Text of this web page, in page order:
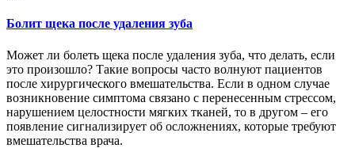
Болит щека после удаления зуба
Может ли болеть щека после удаления зуба, что делать, если
это произошло? Такие вопросы часто волнуют пациентов
после хирургического вмешательства. Если в одном случае
возникновение симптома связано с перенесенным стрессом,
нарушением целостности мягких тканей, то в другом – его
появление сигнализирует об осложнениях, которые требуют
вмешательства врача.